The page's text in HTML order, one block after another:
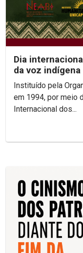
Dia
da voz
Instituído pela
em 1994, por meio
Internacional dos...